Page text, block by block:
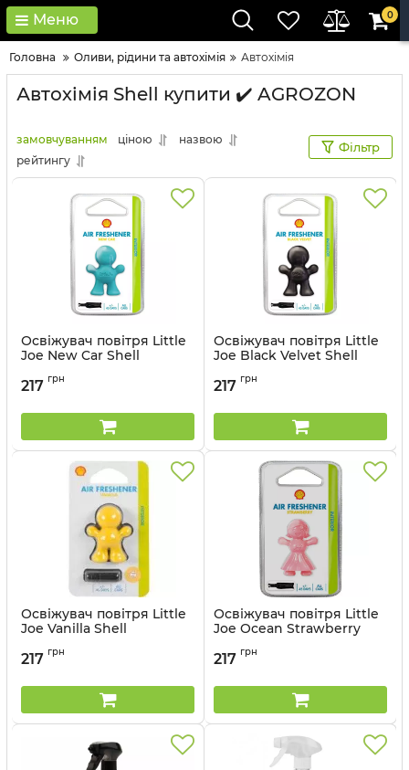
Меню 0
Головна Оливи, рідини та автохімія Автохімія
Автохімія Shell купити ✔️ AGROZON
замовчуванням ціною
назвою
рейтингу
Фільтр
Освіжувач повітря Little
Joe New Car Shell
217 грн
Освіжувач повітря Little
Joe Black Velvet Shell
217 грн
Освіжувач повітря Little
Joe Vanilla Shell
217 грн
Освіжувач повітря Little
Joe Ocean Strawberry
Артикул:
217 грн